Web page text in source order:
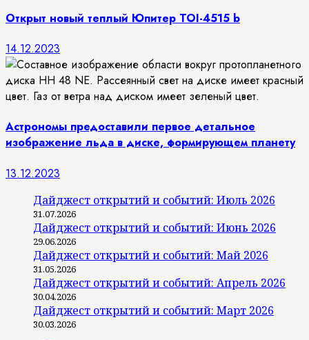
Открыт новый теплый Юпитер TOI-4515 b
14.12.2023
Астрономы предоставили первое детальное
изображение льда в диске, формирующем планету
13.12.2023
Дайджест открытий и событий: Июль 2026
31.07.2026
Дайджест открытий и событий: Июнь 2026
29.06.2026
Дайджест открытий и событий: Май 2026
31.05.2026
Дайджест открытий и событий: Апрель 2026
30.04.2026
Дайджест открытий и событий: Март 2026
30.03.2026